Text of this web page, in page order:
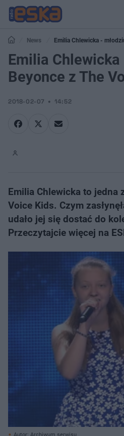
News Emilia Chlewicka -
Emilia Chlewicka
Beyonce z The
2018-02-07 14:52
Emilia Chlewicka to jedna
Voice Kids. Czym
udało jej się dostać do
Przeczytajcie więcej na
Autor: Archiwum serwisu